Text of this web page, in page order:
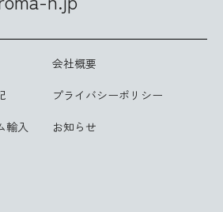
会社概要
プライバシーポリシー
輸入
お知らせ